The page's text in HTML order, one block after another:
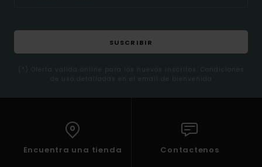
SUSCRIBIR
(*) Oferta valida online para los nuevos inscritos. Condiciones
de uso detalladas en el email de bienvenida
Encuentra una tienda Contactenos